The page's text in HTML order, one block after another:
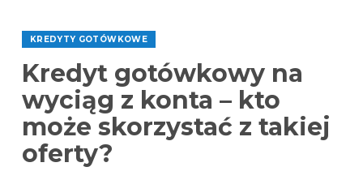
KREDYTY GOTÓWKOWE
Kredyt gotówkowy na
wyciąg z konta – kto
może skorzystać z takiej
oferty?